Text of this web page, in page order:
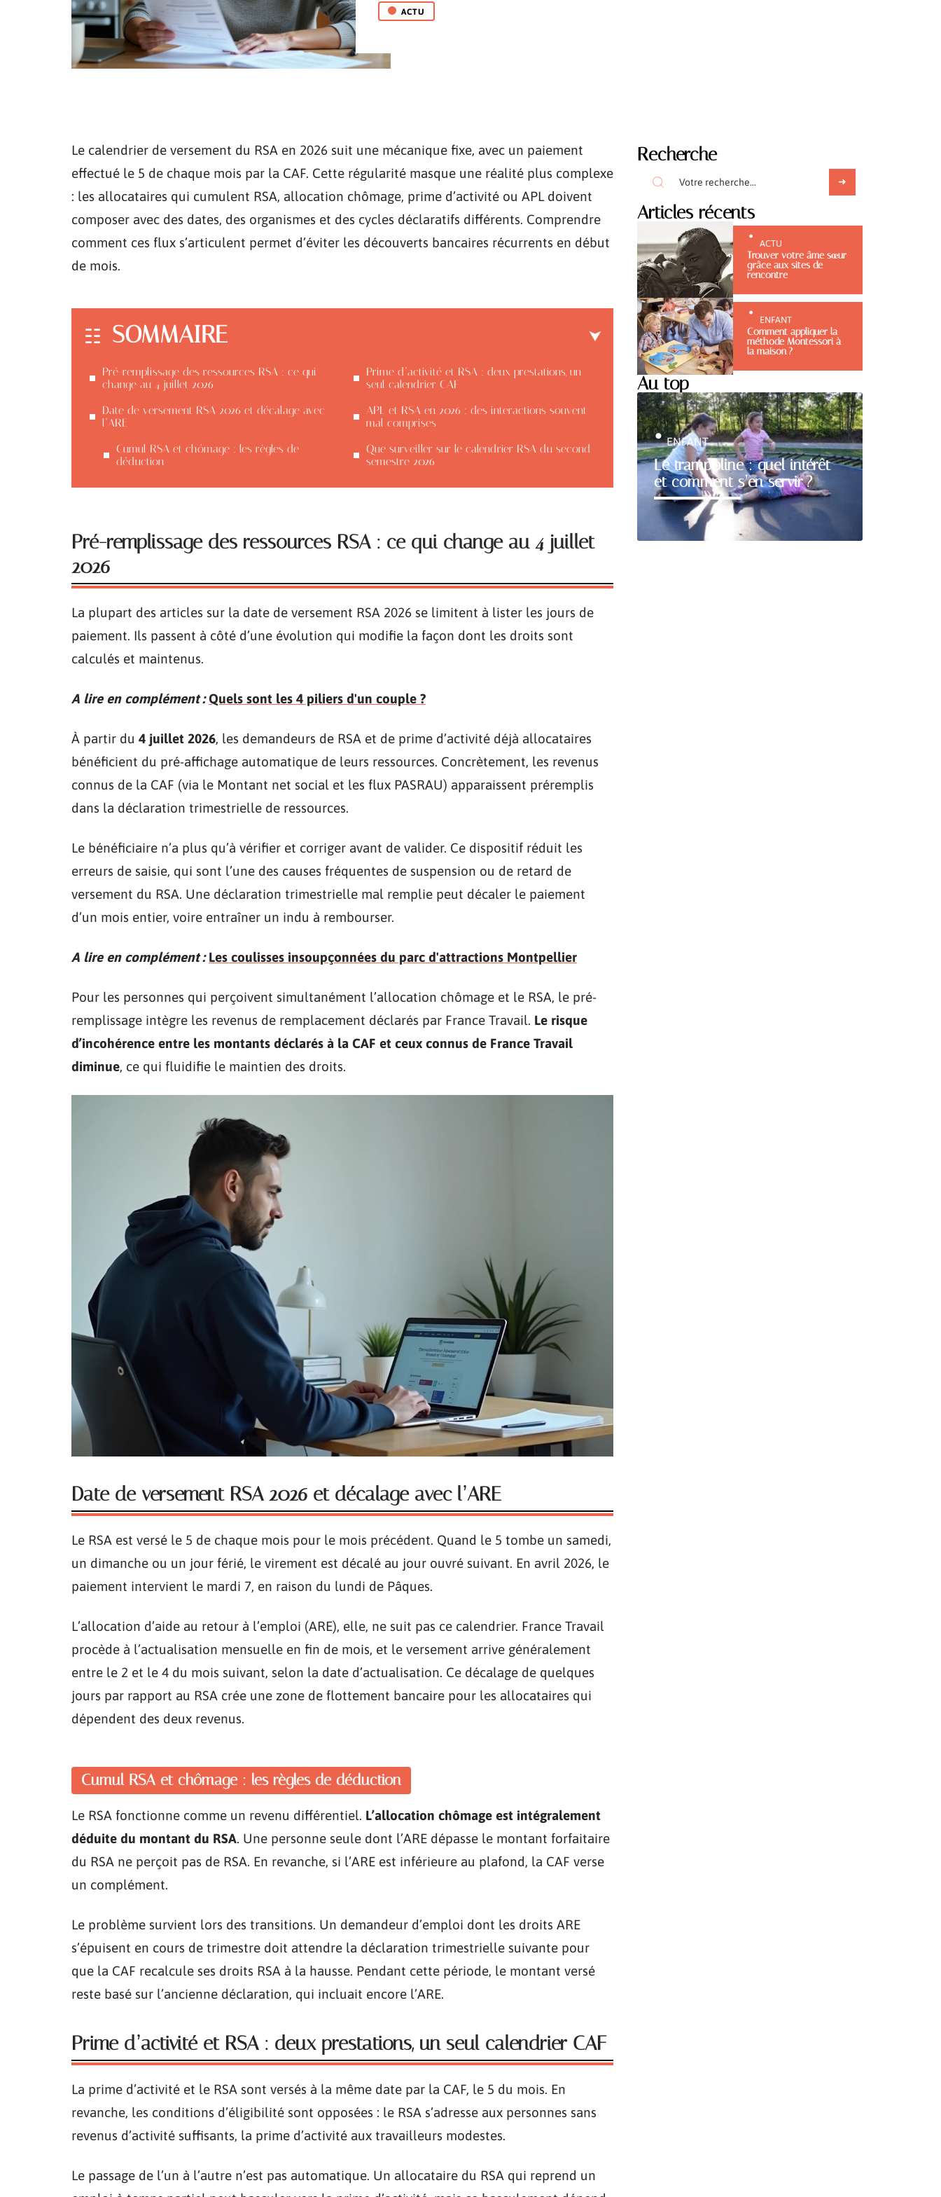
ACTU
Le calendrier de versement du RSA en 2026 suit une mécanique fixe, avec un paiement
effectué le 5 de chaque mois par la CAF. Cette régularité masque une réalité plus complexe
: les allocataires qui cumulent RSA, allocation chômage, prime d’activité ou APL doivent
composer avec des dates, des organismes et des cycles déclaratifs différents. Comprendre
comment ces flux s’articulent permet d’éviter les découverts bancaires récurrents en début
de mois.
SOMMAIRE
Pré-remplissage des ressources RSA : ce qui
change au 4 juillet 2026
Date de versement RSA 2026 et décalage avec
l’ARE
Cumul RSA et chômage : les règles de
déduction
Prime d’activité et RSA : deux prestations, un
seul calendrier CAF
APL et RSA en 2026 : des interactions souvent
mal comprises
Que surveiller sur le calendrier RSA du second
semestre 2026
Pré-remplissage des ressources RSA : ce qui change au 4 juillet
2026
La plupart des articles sur la date de versement RSA 2026 se limitent à lister les jours de
paiement. Ils passent à côté d’une évolution qui modifie la façon dont les droits sont
calculés et maintenus.
A lire en complément : Quels sont les 4 piliers d'un couple ?
À partir du 4 juillet 2026, les demandeurs de RSA et de prime d’activité déjà allocataires
bénéficient du pré-affichage automatique de leurs ressources. Concrètement, les revenus
connus de la CAF (via le Montant net social et les flux PASRAU) apparaissent préremplis
dans la déclaration trimestrielle de ressources.
Le bénéficiaire n’a plus qu’à vérifier et corriger avant de valider. Ce dispositif réduit les
erreurs de saisie, qui sont l’une des causes fréquentes de suspension ou de retard de
versement du RSA. Une déclaration trimestrielle mal remplie peut décaler le paiement
d’un mois entier, voire entraîner un indu à rembourser.
A lire en complément : Les coulisses insoupçonnées du parc d'attractions Montpellier
Pour les personnes qui perçoivent simultanément l’allocation chômage et le RSA, le pré-
remplissage intègre les revenus de remplacement déclarés par France Travail. Le risque
d’incohérence entre les montants déclarés à la CAF et ceux connus de France Travail
diminue, ce qui fluidifie le maintien des droits.
Date de versement RSA 2026 et décalage avec l’ARE
Le RSA est versé le 5 de chaque mois pour le mois précédent. Quand le 5 tombe un samedi,
un dimanche ou un jour férié, le virement est décalé au jour ouvré suivant. En avril 2026, le
paiement intervient le mardi 7, en raison du lundi de Pâques.
L’allocation d’aide au retour à l’emploi (ARE), elle, ne suit pas ce calendrier. France Travail
procède à l’actualisation mensuelle en fin de mois, et le versement arrive généralement
entre le 2 et le 4 du mois suivant, selon la date d’actualisation. Ce décalage de quelques
jours par rapport au RSA crée une zone de flottement bancaire pour les allocataires qui
dépendent des deux revenus.
Cumul RSA et chômage : les règles de déduction
Le RSA fonctionne comme un revenu différentiel. L’allocation chômage est intégralement
déduite du montant du RSA. Une personne seule dont l’ARE dépasse le montant forfaitaire
du RSA ne perçoit pas de RSA. En revanche, si l’ARE est inférieure au plafond, la CAF verse
un complément.
Le problème survient lors des transitions. Un demandeur d’emploi dont les droits ARE
s’épuisent en cours de trimestre doit attendre la déclaration trimestrielle suivante pour
que la CAF recalcule ses droits RSA à la hausse. Pendant cette période, le montant versé
reste basé sur l’ancienne déclaration, qui incluait encore l’ARE.
Prime d’activité et RSA : deux prestations, un seul calendrier CAF
La prime d’activité et le RSA sont versés à la même date par la CAF, le 5 du mois. En
revanche, les conditions d’éligibilité sont opposées : le RSA s’adresse aux personnes sans
revenus d’activité suffisants, la prime d’activité aux travailleurs modestes.
Le passage de l’un à l’autre n’est pas automatique. Un allocataire du RSA qui reprend un
Recherche
Articles récents
ACTU
Trouver votre âme sœur
grâce aux sites de
rencontre
ENFANT
Comment appliquer la
méthode Montessori à
la maison ?
Au top
Le trampoline : quel intérêt
et comment s’en servir ?
ENFANT